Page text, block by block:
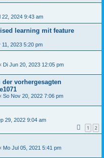
22, 2024 9:43 am
learning mit feature
11, 2023 5:20 pm
Di Jun 20, 2023 12:05 pm
vorhergesagten
So Nov 20, 2022 7:06 pm
29, 2022 9:04 am
1 2
Mo Jul 05, 2021 5:41 pm